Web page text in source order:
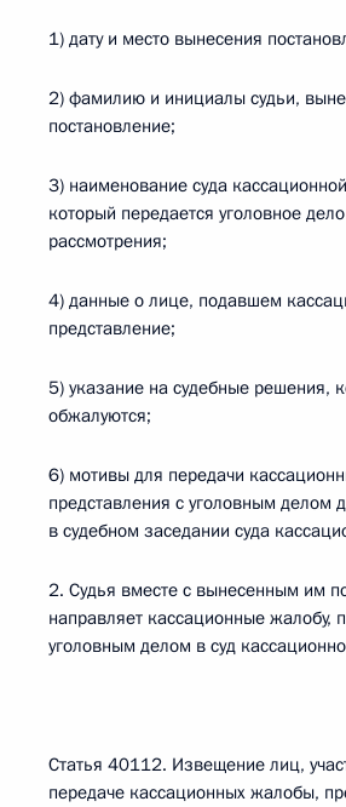
1) дату и место вынесения
2) фамилию и инициалы судьи,
постановление;
3) наименование суда
который передается уголовное
рассмотрения;
4) данные о лице, подавшем
представление;
5) указание на судебные решения,
обжалуются;
6) мотивы для передачи
представления с уголовным делом
в судебном заседании суда
2. Судья вместе с вынесенным им
направляет кассационные жалобу,
уголовным делом в суд
Статья 40112. Извещение лиц,
передаче кассационных жалобы,